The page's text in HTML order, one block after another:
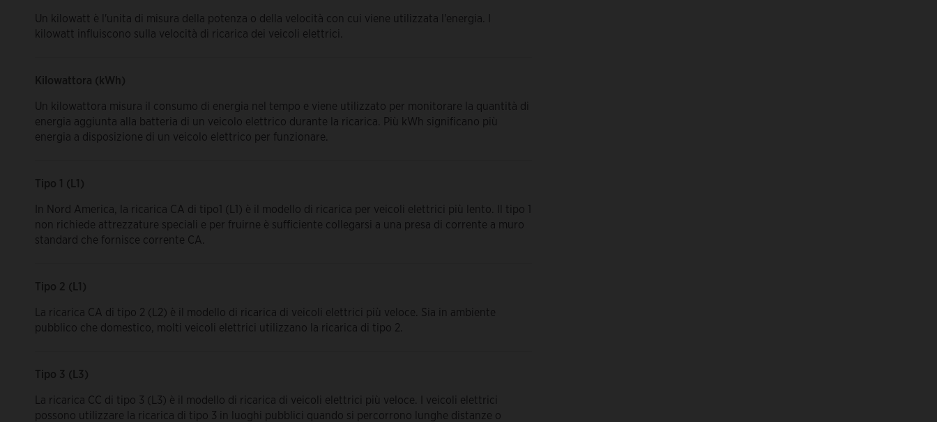
Un kilowatt è l'unita di misura della potenza o della velocità con cui viene utilizzata l'energia. I
kilowatt influiscono sulla velocità di ricarica dei veicoli elettrici.
Kilowattora (kWh)
Un kilowattora misura il consumo di energia nel tempo e viene utilizzato per monitorare la quantità di
energia aggiunta alla batteria di un veicolo elettrico durante la ricarica. Più kWh significano più
energia a disposizione di un veicolo elettrico per funzionare.
Tipo 1 (L1)
In Nord America, la ricarica CA di tipo1 (L1) è il modello di ricarica per veicoli elettrici più lento. Il tipo 1
non richiede attrezzature speciali e per fruirne è sufficiente collegarsi a una presa di corrente a muro
standard che fornisce corrente CA.
Tipo 2 (L1)
La ricarica CA di tipo 2 (L2) è il modello di ricarica di veicoli elettrici più veloce. Sia in ambiente
pubblico che domestico, molti veicoli elettrici utilizzano la ricarica di tipo 2.
Tipo 3 (L3)
La ricarica CC di tipo 3 (L3) è il modello di ricarica di veicoli elettrici più veloce. I veicoli elettrici
possono utilizzare la ricarica di tipo 3 in luoghi pubblici quando si percorrono lunghe distanze o